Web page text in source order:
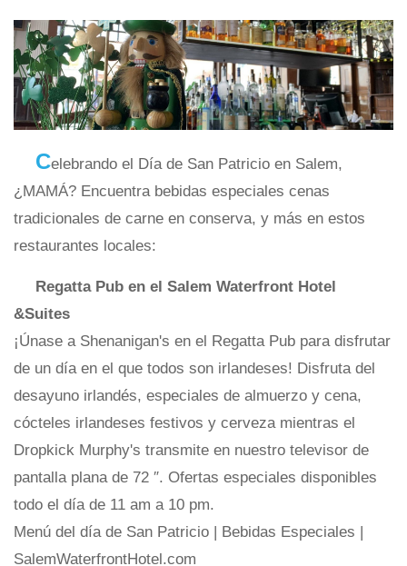
Celebrando el Día de San Patricio en Salem,
¿MAMÁ? Encuentra bebidas especiales cenas
tradicionales de carne en conserva, y más en estos
restaurantes locales:
Regatta Pub en el Salem Waterfront Hotel
&Suites
¡Únase a Shenanigan's en el Regatta Pub para disfrutar
de un día en el que todos son irlandeses! Disfruta del
desayuno irlandés, especiales de almuerzo y cena,
cócteles irlandeses festivos y cerveza mientras el
Dropkick Murphy's transmite en nuestro televisor de
pantalla plana de 72 ″. Ofertas especiales disponibles
todo el día de 11 am a 10 pm.
Menú del día de San Patricio | Bebidas Especiales |
SalemWaterfrontHotel.com